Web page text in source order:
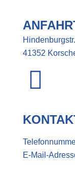
41352
E-Mail-